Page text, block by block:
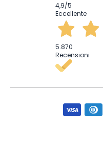
4,9/5
Eccellente
5.870
Recensioni